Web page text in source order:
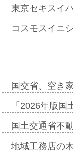
東京セキスイ
コスモスイニ
国交省、空き
「2026年版
国土交通省不
地域工務店の